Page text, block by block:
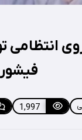
فیشور
1,997